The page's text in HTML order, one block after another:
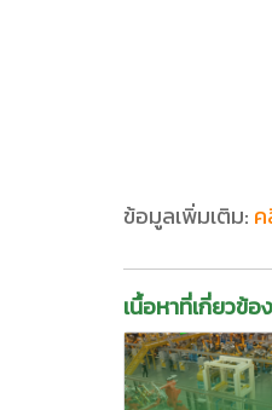
ข้อมูลเพิ่มเติม:
เนื้อหาที่เกี่ยวข้อง